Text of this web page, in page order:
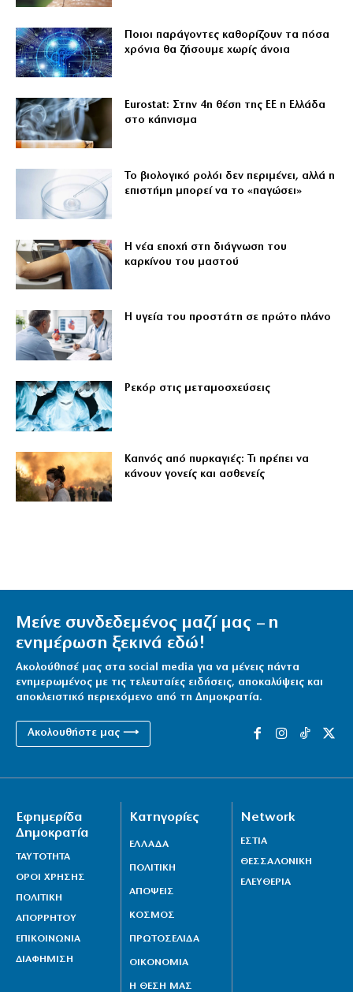
Ποιοι παράγοντες καθορίζουν τα πόσα
χρόνια θα ζήσουμε χωρίς άνοια
Eurostat: Στην 4η θέση της ΕΕ η Ελλάδα
στο κάπνισμα
Το βιολογικό ρολόι δεν περιμένει, αλλά η
επιστήμη μπορεί να το «παγώσει»
Η νέα εποχή στη διάγνωση του
καρκίνου του μαστού
Η υγεία του προστάτη σε πρώτο πλάνο
Ρεκόρ στις μεταμοσχεύσεις
Καπνός από πυρκαγιές: Τι πρέπει να
κάνουν γονείς και ασθενείς
Μείνε συνδεδεμένος μαζί μας – η
ενημέρωση ξεκινά εδώ!
Ακολούθησέ μας στα social media για να μένεις πάντα
ενημερωμένος με τις τελευταίες ειδήσεις, αποκαλύψεις και
αποκλειστικό περιεχόμενο από τη Δημοκρατία.
Ακολουθήστε μας ⟶
Εφημερίδα
Δημοκρατία
ΤΑΥΤΟΤΗΤΑ
ΟΡΟΙ ΧΡΗΣΗΣ
ΠΟΛΙΤΙΚΗ
ΑΠΟΡΡΗΤΟΥ
ΕΠΙΚΟΙΝΩΝΙΑ
ΔΙΑΦΗΜΙΣΗ
Κατηγορίες
ΕΛΛΑΔΑ
ΠΟΛΙΤΙΚΗ
ΑΠΟΨΕΙΣ
ΚΟΣΜΟΣ
ΠΡΩΤΟΣΕΛΙΔΑ
ΟΙΚΟΝΟΜΙΑ
Η ΘΕΣΗ ΜΑΣ
Network
ΕΣΤΙΑ
ΘΕΣΣΑΛΟΝΙΚΗ
ΕΛΕΥΘΕΡΙΑ